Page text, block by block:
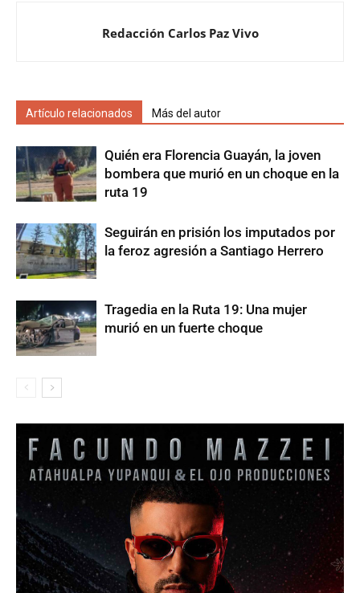
Redacción Carlos Paz Vivo
Artículo relacionados Más del autor
Quién era Florencia Guayán, la joven
bombera que murió en un choque en la
ruta 19
Seguirán en prisión los imputados por
la feroz agresión a Santiago Herrero
Tragedia en la Ruta 19: Una mujer
murió en un fuerte choque